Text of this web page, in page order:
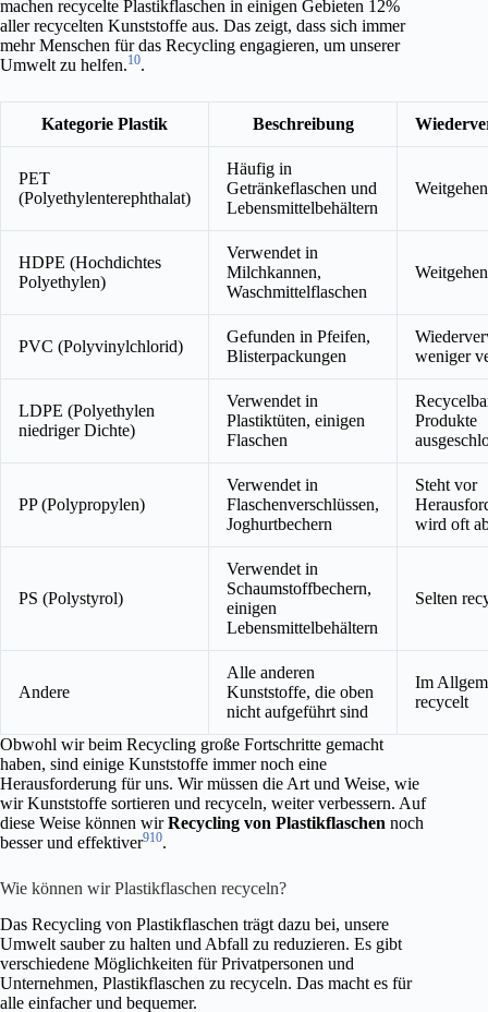
machen recycelte Plastikflaschen in einigen Gebieten 12%
aller recycelten Kunststoffe aus. Das zeigt, dass sich immer
mehr Menschen für das Recycling engagieren, um unserer
Umwelt zu helfen.10.
Kategorie Plastik Beschreibung
PET
(Polyethylenterephthalat)
Häufig in
Getränkeflaschen und
Lebensmittelbehältern
HDPE (Hochdichtes
Polyethylen)
Verwendet in
Milchkannen,
Waschmittelflaschen
PVC (Polyvinylchlorid)
Gefunden in Pfeifen,
Blisterpackungen
weniger
LDPE (Polyethylen
niedriger Dichte)
Verwendet in
Plastiktüten, einigen
Flaschen
Produkte
PP (Polypropylen)
Verwendet in
Flaschenverschlüssen,
Joghurtbechern
Steht vor
wird oft
PS (Polystyrol)
Verwendet in
Schaumstoffbechern,
einigen
Lebensmittelbehältern
Selten
Andere
Alle anderen
Kunststoffe, die oben
nicht aufgeführt sind
Im
recycelt
Obwohl wir beim Recycling große Fortschritte gemacht
haben, sind einige Kunststoffe immer noch eine
Herausforderung für uns. Wir müssen die Art und Weise, wie
wir Kunststoffe sortieren und recyceln, weiter verbessern. Auf
diese Weise können wirRecycling von Plastikflaschen noch
besser und effektiver910.
Wie können wir Plastikflaschen recyceln?
Das Recycling von Plastikflaschen trägt dazu bei, unsere
Umwelt sauber zu halten und Abfall zu reduzieren. Es gibt
verschiedene Möglichkeiten für Privatpersonen und
Unternehmen, Plastikflaschen zu recyceln. Das macht es für
alle einfacher und bequemer.